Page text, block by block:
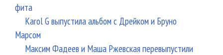
фита
Karol G выпустила альбом с Дрейком и Бруно
Марсом
Максим Фадеев и Маша Ржевская перевыпустили